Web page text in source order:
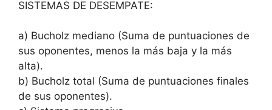
SISTEMAS DE DESEMPATE:
a) Bucholz mediano (Suma de puntuaciones de
sus oponentes, menos la más baja y la más
alta).
b) Bucholz total (Suma de puntuaciones finales
de sus oponentes).